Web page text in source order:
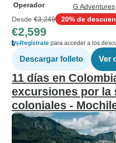
Operador
G Adventures
Desde €3,249 20% de
€2,599
Regístrate para acceder a los
Descargar folleto Ver
11 días en
excursiones por la
coloniales -